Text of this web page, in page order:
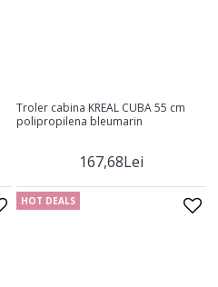
Troler cabina KREAL CUBA 55 cm
polipropilena bleumarin
167,68Lei
HOT DEALS